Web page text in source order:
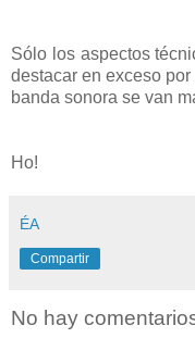
Sólo los aspectos
destacar en exceso
banda sonora se van
Ho!
ÉA
Compartir
No hay